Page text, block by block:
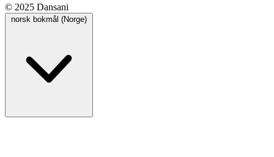
© 2025 Dansani
norsk bokmål (Norge)